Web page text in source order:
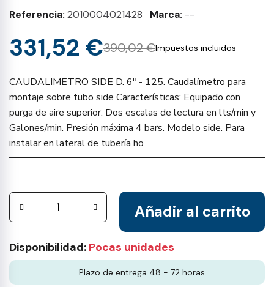
Referencia 2010004021428 Marca --
390,02 €
331,52 € Impuestos incluidos
CAUDALIMETRO SIDE D. 6" - 125. Caudalímetro para
montaje sobre tubo side Características: Equipado con
purga de aire superior. Dos escalas de lectura en lts/min y
Galones/min. Presión máxima 4 bars. Modelo side. Para
instalar en lateral de tubería ho
Añadir al carrito
Disponibilidad: Pocas unidades
Plazo de entrega 48 - 72 horas